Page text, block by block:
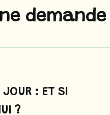
demande
JOUR : ET SI
?